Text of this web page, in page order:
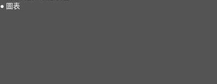
● 圖表